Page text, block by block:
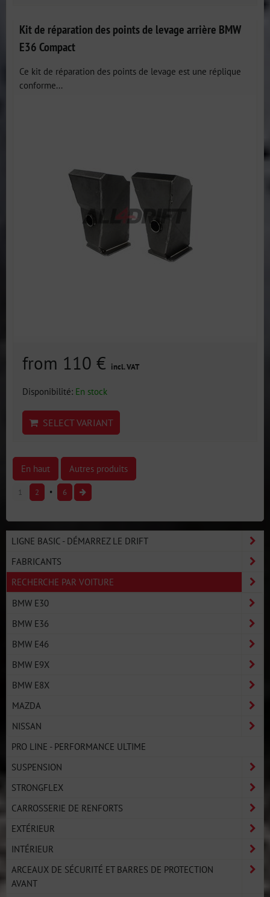
Kit de réparation des points de levage arrière BMW
E36 Compact
Ce kit de réparation des points de levage est une réplique
conforme...
from 110 € incl. VAT
Disponibilité: En stock
SELECT VARIANT
En haut Autres produits
1 2 6
LIGNE BASIC - DÉMARREZ LE DRIFT
FABRICANTS
RECHERCHE PAR VOITURE
BMW E30
BMW E36
BMW E46
BMW E9X
BMW E8X
MAZDA
NISSAN
PRO LINE - PERFORMANCE ULTIME
SUSPENSION
STRONGFLEX
CARROSSERIE DE RENFORTS
EXTÉRIEUR
INTÉRIEUR
ARCEAUX DE SÉCURITÉ ET BARRES DE PROTECTION
AVANT